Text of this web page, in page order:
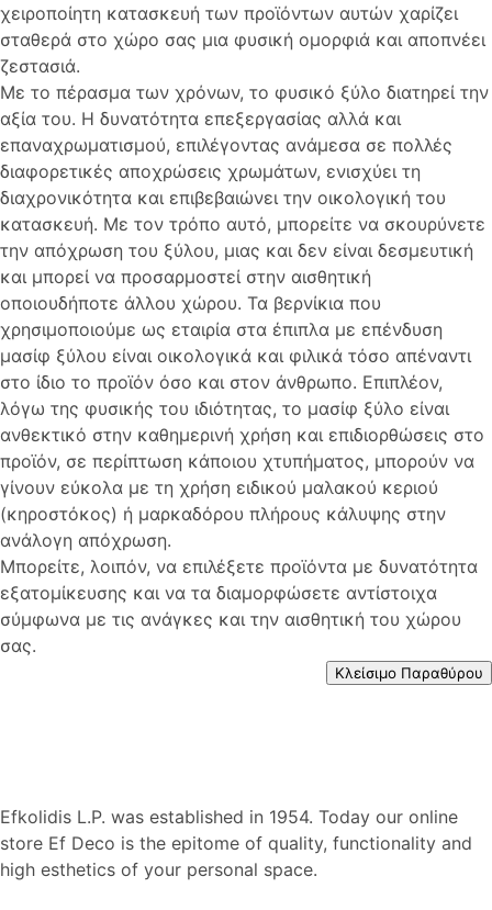
χειροποίητη κατασκευή των προϊόντων αυτών χαρίζει
σταθερά στο χώρο σας μια φυσική ομορφιά και αποπνέει
ζεστασιά.
Με το πέρασμα των χρόνων, το φυσικό ξύλο διατηρεί την
αξία του. Η δυνατότητα επεξεργασίας αλλά και
επαναχρωματισμού, επιλέγοντας ανάμεσα σε πολλές
διαφορετικές αποχρώσεις χρωμάτων, ενισχύει τη
διαχρονικότητα και επιβεβαιώνει την οικολογική του
κατασκευή. Με τον τρόπο αυτό, μπορείτε να σκουρύνετε
την απόχρωση του ξύλου, μιας και δεν είναι δεσμευτική
και μπορεί να προσαρμοστεί στην αισθητική
οποιουδήποτε άλλου χώρου. Τα βερνίκια που
χρησιμοποιούμε ως εταιρία στα έπιπλα με επένδυση
μασίφ ξύλου είναι οικολογικά και φιλικά τόσο απέναντι
στο ίδιο το προϊόν όσο και στον άνθρωπο. Επιπλέον,
λόγω της φυσικής του ιδιότητας, το μασίφ ξύλο είναι
ανθεκτικό στην καθημερινή χρήση και επιδιορθώσεις στο
προϊόν, σε περίπτωση κάποιου χτυπήματος, μπορούν να
γίνουν εύκολα με τη χρήση ειδικού μαλακού κεριού
(κηροστόκος) ή μαρκαδόρου πλήρους κάλυψης στην
ανάλογη απόχρωση.
Μπορείτε, λοιπόν, να επιλέξετε προϊόντα με δυνατότητα
εξατομίκευσης και να τα διαμορφώσετε αντίστοιχα
σύμφωνα με τις ανάγκες και την αισθητική του χώρου
σας.
Κλείσιμο Παραθύρου
Efkolidis L.P. was established in 1954. Today our online
store Ef Deco is the epitome of quality, functionality and
high esthetics of your personal space.